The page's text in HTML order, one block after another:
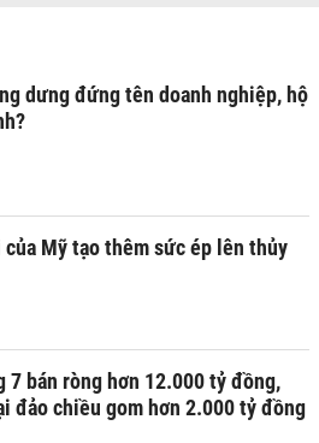
dưng đứng tên doanh nghiệp, hộ
của Mỹ tạo thêm sức ép lên thủy
7 bán ròng hơn 12.000 tỷ đồng,
đảo chiều gom hơn 2.000 tỷ đồng